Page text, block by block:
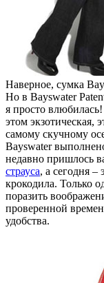
Наверное, сумка
Но в Bayswater
я просто
этом экзотическая,
самому скучному
Bayswater
недавно пришлось
страуса, а сегодня –
крокодила. Только
поразить
проверенной
удобства.